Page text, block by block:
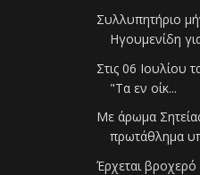
Συλλυπητήριο
Ηγουμενίδη
Στις 06 Ιουλίου
"Τα εν οίκ...
Με άρωμα
πρωτάθλημα
Έρχεται